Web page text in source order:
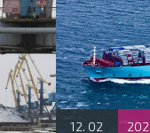
12. 02